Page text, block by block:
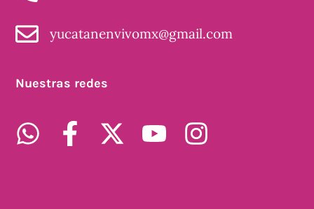
yucatanenvivomx@gmail.com
Nuestras redes